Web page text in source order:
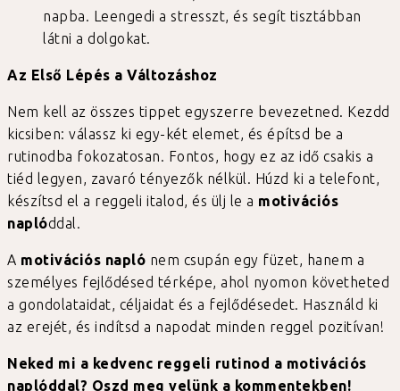
napba. Leengedi a stresszt, és segít tisztábban
látni a dolgokat.
Az Első Lépés a Változáshoz
Nem kell az összes tippet egyszerre bevezetned. Kezdd
kicsiben: válassz ki egy-két elemet, és építsd be a
rutinodba fokozatosan. Fontos, hogy ez az idő csakis a
tiéd legyen, zavaró tényezők nélkül. Húzd ki a telefont,
készítsd el a reggeli italod, és ülj le a motivációs
naplóddal.
A motivációs napló nem csupán egy füzet, hanem a
személyes fejlődésed térképe, ahol nyomon követheted
a gondolataidat, céljaidat és a fejlődésedet. Használd ki
az erejét, és indítsd a napodat minden reggel pozitívan!
Neked mi a kedvenc reggeli rutinod a motivációs
naplóddal? Oszd meg velünk a kommentekben!